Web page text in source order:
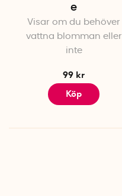
e
Visar om du behöver
vattna blomman eller
inte
99 kr
Köp